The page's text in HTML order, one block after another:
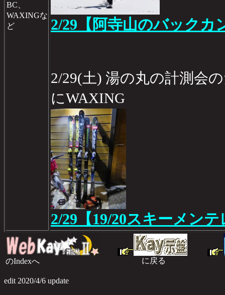
BC、
WAXINGな
ど
2/29【阿寺山のバックカ
2/29(土) 湯の丸の計測会
にWAXING
2/29【19/20スキーメンテ
のIndexへ に戻る
edit 2020/4/6 update